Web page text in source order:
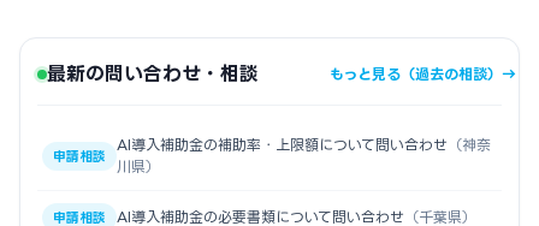
最新の問い合わせ・相談 もっと見る（過去の相談）→
申請相談
AI導入補助金の補助率・上限額について問い合わせ （神奈
川県）
申請相談 AI導入補助金の必要書類について問い合わせ （千葉県）